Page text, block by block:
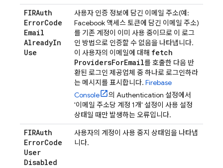
FIRAuth
ErrorCode
Email
AlreadyIn
Use
사용자 인증 정보에 담긴 이메일 주소(예:
Facebook 액세스 토큰에 담긴 이메일 주소)
를 기존 계정이 이미 사용 중이므로 이 로그
인 방법으로 인증할 수 없음을 나타냅니다.
이 사용자의 이메일에 대해 fetch
ProvidersForEmail를 호출한 다음 반
환된 로그인 제공업체 중 하나로 로그인하라
는 메시지를 표시합니다. Firebase
Console
의 Authentication 설정에서
'이메일 주소당 계정 1개' 설정이 사용 설정
상태일 때만 발생하는 오류입니다.
FIRAuth
ErrorCode
User
Disabled
사용자의 계정이 사용 중지 상태임을 나타냅
니다.